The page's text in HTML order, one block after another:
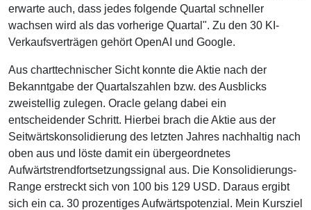
erwarte auch, dass jedes folgende Quartal schneller
wachsen wird als das vorherige Quartal". Zu den 30 KI-
Verkaufsverträgen gehört OpenAI und Google.
Aus charttechnischer Sicht konnte die Aktie nach der
Bekanntgabe der Quartalszahlen bzw. des Ausblicks
zweistellig zulegen. Oracle gelang dabei ein
entscheidender Schritt. Hierbei brach die Aktie aus der
Seitwärtskonsolidierung des letzten Jahres nachhaltig nach
oben aus und löste damit ein übergeordnetes
Aufwärtstrendfortsetzungssignal aus. Die Konsolidierungs-
Range erstreckt sich von 100 bis 129 USD. Daraus ergibt
sich ein ca. 30 prozentiges Aufwärtspotenzial. Mein Kursziel